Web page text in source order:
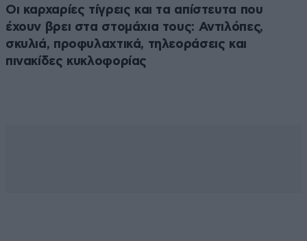
Οι καρχαρίες τίγρεις και τα απίστευτα που
έχουν βρει στα στομάχια τους: Αντιλόπες,
σκυλιά, προφυλαχτικά, τηλεοράσεις και
πινακίδες κυκλοφορίας